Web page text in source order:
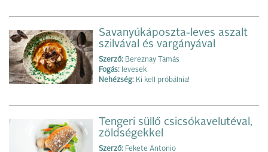
Savanyúkáposzta-leves aszalt
szilvával és vargányával
Szerző: Bereznay Tamás
Fogás: levesek
Nehézség: Ki kell próbálnia!
Tengeri süllő csicsókavelutéval,
zöldségekkel
Szerző: Fekete Antonio